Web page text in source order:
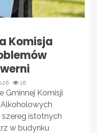
Komisja
16
Gminnej Komisji
szereg istotnych
w budynku